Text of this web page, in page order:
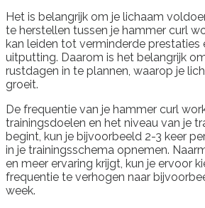
Het is belangrijk om je lichaam
te herstellen tussen je hammer curl
kan leiden tot verminderde prestaties
uitputting. Daarom is het belangrijk
rustdagen in te plannen, waarop je
groeit.
De frequentie van je hammer curl
trainingsdoelen en het niveau van je
begint, kun je bijvoorbeeld 2-3 keer
in je trainingsschema opnemen.
en meer ervaring krijgt, kun je ervoor
frequentie te verhogen naar
week.